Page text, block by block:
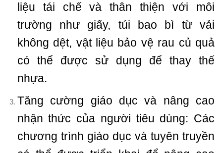
liệu tái chế và thân thiện với môi
trường như giấy, túi bao bì từ vải
không dệt, vật liệu bảo vệ rau củ quả
có thể được sử dụng để thay thế
nhựa.
Tăng cường giáo dục và nâng cao
nhận thức của người tiêu dùng: Các
chương trình giáo dục và tuyên truyền